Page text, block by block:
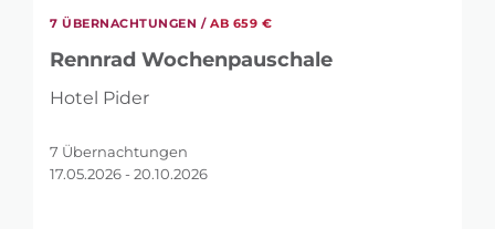
7 ÜBERNACHTUNGEN / AB 659 €
Rennrad Wochenpauschale
Hotel Pider
7 Übernachtungen
17.05.2026 - 20.10.2026